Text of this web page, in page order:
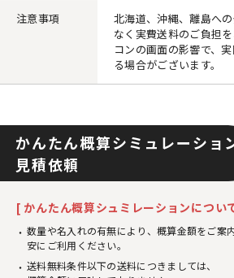
注意事項
北海道、沖縄、離島へ
なく実費送料のご負担
コンの画面の影響で、
る場合がございます。
かんたん概算シミュレーショ
見積依頼
[ かんたん概算シュミレーションについ
数量や名入れの有無により、概算金額をご案
安にご利用ください。
送料無料条件以下の送料につきましては、